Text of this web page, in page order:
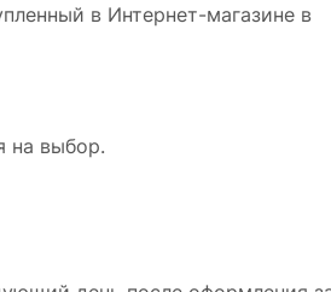
в Интернет-магазине в
на выбор.